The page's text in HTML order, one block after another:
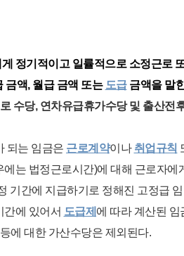
정기적이고 일률적으로 소정근로
금액, 월급 금액 또는 도급금액을 말
수당, 연차유급휴가수당및 출산전
되는 임금은 근로계약이나 취업규칙
는 법정근로시간)에 대해 근로자에
기간에 지급하기로 정해진 고정급
간에 있어서 도급제 에 따라 계산된
에 대한 가산수당은 제외된다.